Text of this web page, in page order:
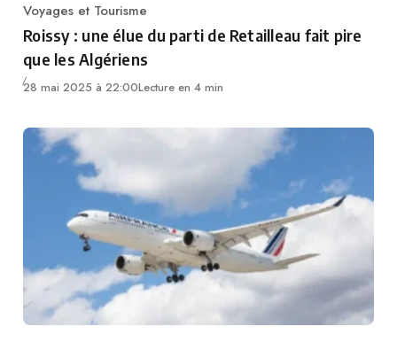
Category
Voyages et Tourisme
Roissy : une élue du parti de Retailleau fait pire
que les Algériens
28 mai 2025 à 22:00Lecture en 4 min